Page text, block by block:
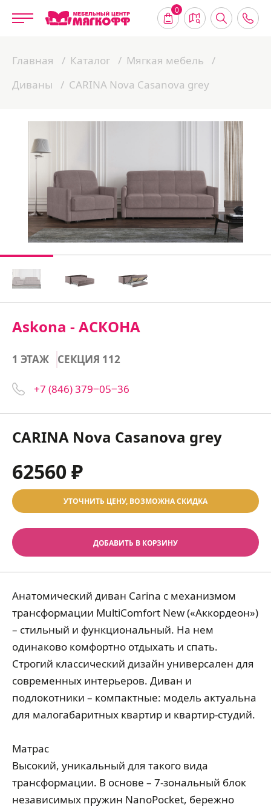
0
Главная Каталог
Мягкая мебель
Диваны
CARINA Nova Casanova grey
Askona - АСКОНА
1 ЭТАЖ СЕКЦИЯ 112
+7 (846) 379‒05‒36
CARINA Nova Casanova grey
62560 ₽
УТОЧНИТЬ ЦЕНУ, ВОЗМОЖНА СКИДКА
ДОБАВИТЬ В КОРЗИНУ
Анатомический диван Carina c механизмом
трансформации MultiComfort New («Аккордеон»)
– стильный и функциональный. На нем
одинаково комфортно отдыхать и спать.
Строгий классический дизайн универсален для
современных интерьеров. Диван и
подлокотники – компактные: модель актуальна
для малогабаритных квартир и квартир-студий.
Матрас
Высокий, уникальный для такого вида
трансформации. В основе – 7-зональный блок
независимых пружин NanoPocket, бережно